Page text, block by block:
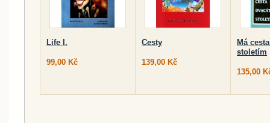
Life I.
99,00 Kč
Cesty
139,00 Kč
Má
stoletím
135,00